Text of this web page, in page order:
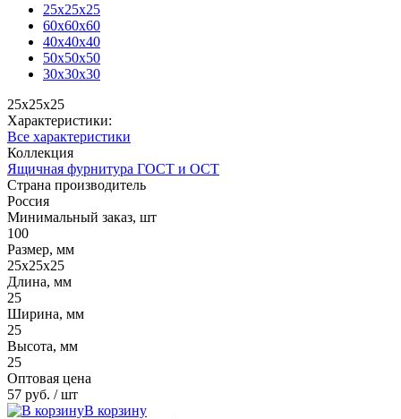
25x25x25
60x60x60
40x40x40
50x50x50
30x30x30
25x25x25
Характеристики:
Все характеристики
Коллекция
Ящичная фурнитура ГОСТ и ОСТ
Страна производитель
Россия
Минимальный заказ, шт
100
Размер, мм
25x25x25
Длина, мм
25
Ширина, мм
25
Высота, мм
25
Оптовая цена
57 руб. / шт
В корзину